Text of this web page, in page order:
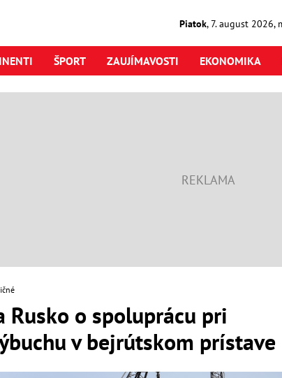
Piatok,7. august2026,
ŠPORT ZAUJÍMAVOSTI EKONOMIKA
Rusko o spoluprácu pri
v bejrútskom prístave